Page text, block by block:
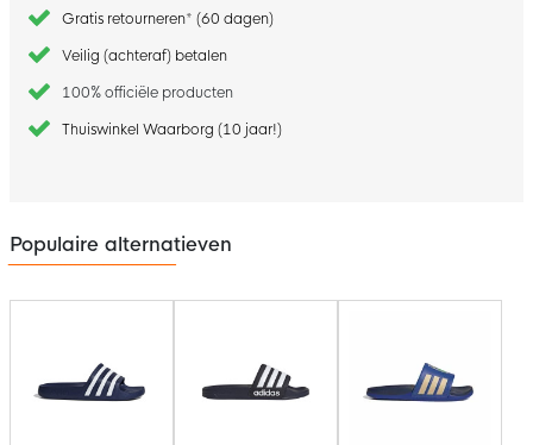
Gratis retourneren* (60 dagen)
Veilig (achteraf) betalen
100% officiële producten
Thuiswinkel Waarborg (10 jaar!)
Populaire alternatieven